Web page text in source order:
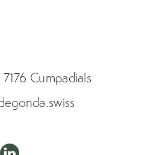
Cumpadials